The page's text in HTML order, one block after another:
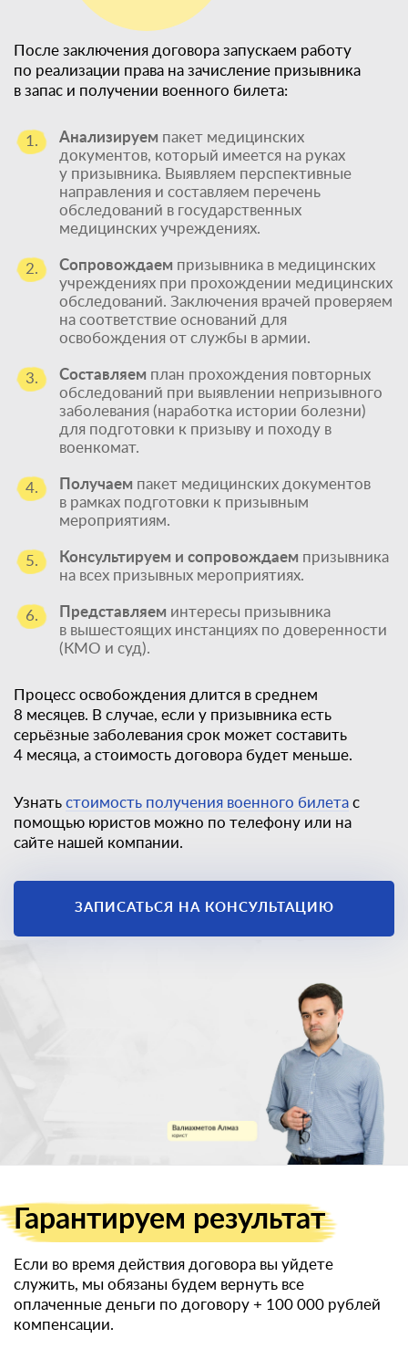
Единственный
После заключения договора запускаем работу
по реализации права на зачисление призывника
в запас и получении военного билета:
1. Анализируем пакет медицинских
документов, который имеется на руках
у призывника. Выявляем перспективные
направления и составляем перечень
обследований в государственных
медицинских учреждениях.
2. Сопровождаем призывника в медицинских
учреждениях при прохождении медицинских
обследований. Заключения врачей проверяем
на соответствие оснований для
освобождения от службы в армии.
3. Составляем план прохождения повторных
обследований при выявлении непризывного
заболевания (наработка истории болезни)
для подготовки к призыву и походу в
военкомат.
4. Получаем пакет медицинских документов
в рамках подготовки к призывным
мероприятиям.
5. Консультируем и сопровождаем призывника
на всех призывных мероприятиях.
6. Представляем интересы призывника
в вышестоящих инстанциях по доверенности
(КМО и суд).
Процесс освобождения длится в среднем
8 месяцев. В случае, если у призывника есть
серьёзные заболевания срок может составить
4 месяца, а стоимость договора будет меньше.
Узнать стоимость получения военного билета с
помощью юристов можно по телефону или на
сайте нашей компании.
ЗАПИСАТЬСЯ НА КОНСУЛЬТАЦИЮ
Гарантируем результат
Если во время действия договора вы уйдете
служить, мы обязаны будем вернуть все
оплаченные деньги по договору + 100 000 рублей
компенсации.